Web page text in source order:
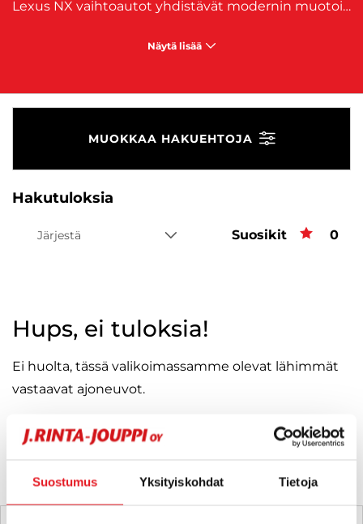
Suostumus Yksityiskohdat Tietoja
Lexus NX vaihtoautot yhdistävät modernin muotoilun, edistyksellisen teknologian ja ensiluokkaisen ajomukavuuden. Tämä kompakti luksus-SUV tarjoaa tyylikkään ulkomuodon, joka huokuu urheilullisuutta ja hienostuneisuutta. Lexus NX on suunniteltu erityisesti niille, jotka arvostavat ylellistä ajokokemusta sekä innovatiivisia ratkaisuja, kuten älykkäitä turvajärjestelmiä ja taloudellista hybriditeknologiaa. Lexus NX on tunnettu tilavasta ja korkeatasoisesta sisustuksestaan, jossa matkustajilla on runsaasti jalkatilaa ja mukavat nahkaistuimet. Sisätilojen laadukkaat materiaalit ja tarkkaan harkitut yksityiskohdat tekevät autosta viihtyisän niin lyhyille kuin pitkillekin matkoille. Hybridimallit tarjoavat taloudellista ja ympäristöystävällistä ajamista, mikä tekee Lexus NX:tä täydellisen valinnan kaupunki- ja maantieajoon. Lexus NX vaihtoautot sopivat erityisesti niille, jotka etsivät luotettavaa ja tyylikästä SUV-mallia, jossa yhdistyvät käytännöllisyys, suorituskyky ja luksus. Olitpa sitten työmatkalla tai viikonloppuretkellä, Lexus NX tarjoaa täydellisen ajokokemuksen niin kuljettajalle kuin matkustajillekin. J. Rinta-Joupilta käytetyt Lexus NX-vaihtoautot, joihin on saatavilla edullinen
Näytä lisää
MUOKKAA HAKUEHTOJA
Hakutuloksia
Järjestä Suosikit 0
Hups, ei tuloksia!
Ei huolta, tässä valikoimassamme olevat lähimmät
vastaavat ajoneuvot.
KATSO VASTAAVANLAISET AUTOT